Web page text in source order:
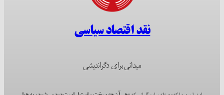
نقد اقتصاد سیاسی
میدانی برای دگراندیشی